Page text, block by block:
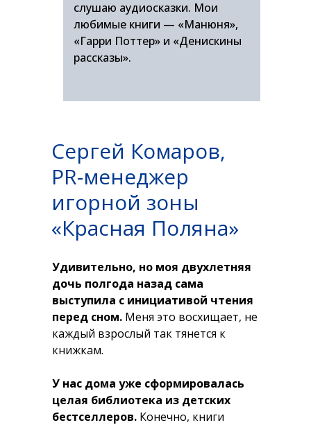
слушаю аудиосказки. Мои
любимые книги — «Манюня»,
«Гарри Поттер» и «Денискины
рассказы».
Сергей Комаров,
PR-менеджер
игорной зоны
«Красная Поляна»
Удивительно, но моя двухлетняя
дочь полгода назад сама
выступила с инициативой чтения
перед сном. Меня это восхищает, не
каждый взрослый так тянется к
книжкам.
У нас дома уже сформировалась
целая библиотека из детских
бестселлеров. Конечно, книги